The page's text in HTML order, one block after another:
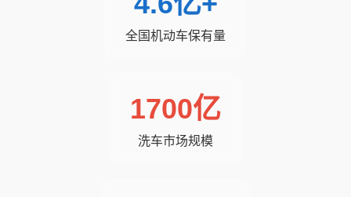
全国机动车保有量
1700亿
洗车市场规模